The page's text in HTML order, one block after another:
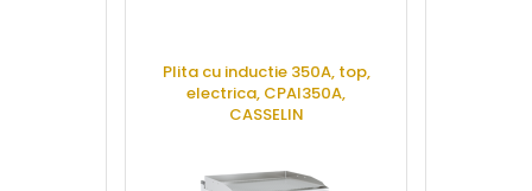
Plita cu inductie 350A, top,
electrica, CPAI350A,
CASSELIN